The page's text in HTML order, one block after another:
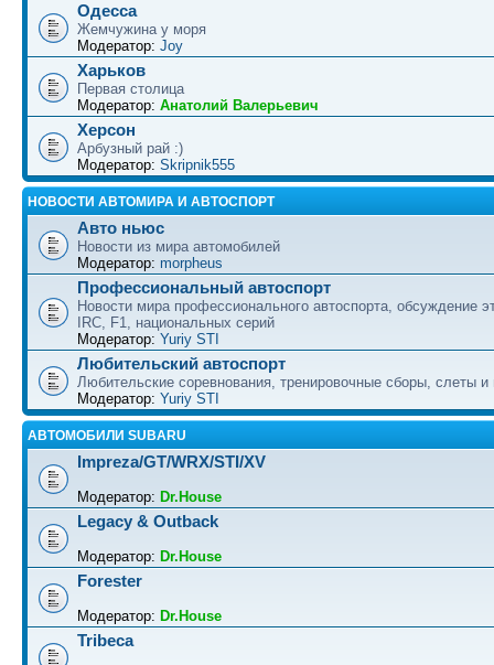
Одесса
Жемчужина у моря
Модератор: Joy
Харьков
Первая столица
Модератор: Анатолий Валерьевич
Херсон
Арбузный рай :)
Модератор: Skripnik555
НОВОСТИ АВТОМИРА И АВТОСПОРТ
Авто ньюс
Новости из мира автомобилей
Модератор: morpheus
Профессиональный автоспорт
Новости мира профессионального автоспорта, обсуждение
IRC, F1, национальных серий
Модератор: Yuriy STI
Любительский автоспорт
Любительские соревнования, тренировочные сборы, слеты и
Модератор: Yuriy STI
АВТОМОБИЛИ SUBARU
Impreza/GT/WRX/STI/XV
Модератор: Dr.House
Legacy & Outback
Модератор: Dr.House
Forester
Модератор: Dr.House
Tribeca